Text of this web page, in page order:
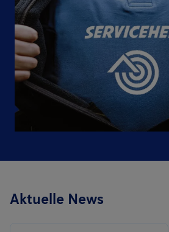
Aktuelle News